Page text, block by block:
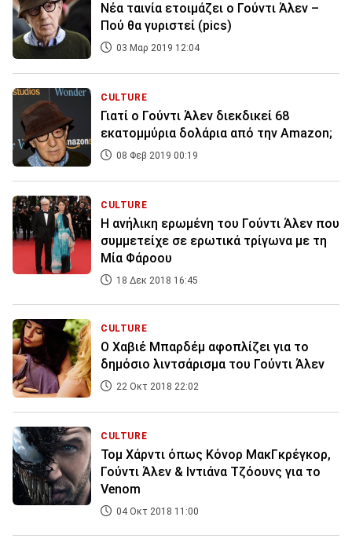
Νέα ταινία ετοιμάζει ο Γούντι Άλεν –
Πού θα γυριστεί (pics)
03 Μαρ 2019 12:04
CULTURE
Γιατί ο Γούντι Άλεν διεκδικεί 68
εκατομμύρια δολάρια από την Amazon;
08 Φεβ 2019 00:19
CULTURE
Η ανήλικη ερωμένη του Γούντι Άλεν που
συμμετείχε σε ερωτικά τρίγωνα με τη
Μία Φάροου
18 Δεκ 2018 16:45
CULTURE
Ο Χαβιέ Μπαρδέμ αφοπλίζει για το
δημόσιο λιντσάρισμα του Γούντι Άλεν
22 Οκτ 2018 22:02
CULTURE
Τομ Χάρντι όπως Κόνορ ΜακΓκρέγκορ,
Γούντι Άλεν & Ιντιάνα Τζόουνς για το
Venom
04 Οκτ 2018 11:00